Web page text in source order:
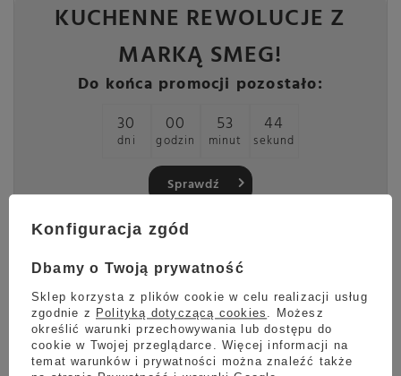
KUCHENNE REWOLUCJE Z
MARKĄ SMEG!
Do końca promocji pozostało:
30
dni
00
godzin
53
minut
43
sekund
Sprawdź
Podstawa dripa Hario V60 Switch & Match
Hario Immersion Switch Basew kolorze czerwonym to
oryginalna, wymienna podstawa z zaworem do systemu Hario
Switch & Match.Pozwala zaparzać kawę metodą immersyjną
jednym zalaniem i prostym sposobem spuszczania naparu po
Konfiguracja zgód
Dbamy o Twoją prywatność
Sklep korzysta z plików cookie w celu realizacji usług
zgodnie z Polityką dotyczącą cookies
. Możesz
określić warunki przechowywania lub dostępu do
cookie w Twojej przeglądarce. Więcej informacji na
temat warunków i prywatności można znaleźć także